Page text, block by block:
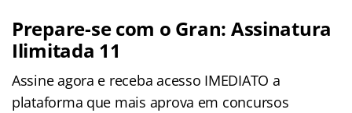
Prepare-se com o Gran: Assinatura
Ilimitada 11
Assine agora e receba acesso IMEDIATO a
plataforma que mais aprova em concursos